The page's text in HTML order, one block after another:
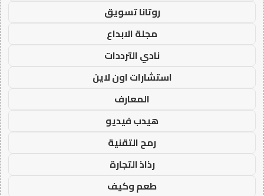
روتانا تسويق
مجلة الابداع
نادي الترددات
استشارات اون لاين
المعارف
هيدب فيديو
رمح التقنية
رذاذ التجارة
طعم وكيف